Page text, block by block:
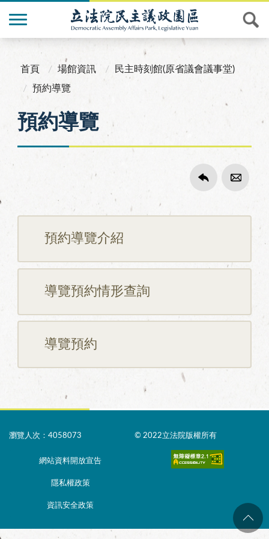
首頁 場館資訊 民主時刻館(原省議會議事堂)
預約導覽
預約導覽
預約導覽介紹
導覽預約情形查詢
導覽預約
瀏覽人次：4058073 © 2022立法院版權所有
資訊安全政策
隱私權政策
網站資料開放宣告